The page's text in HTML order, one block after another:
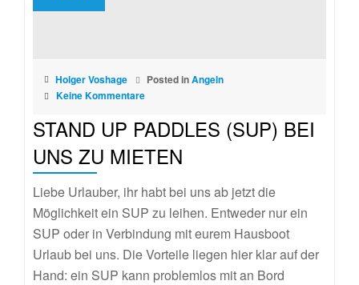
Holger Voshage Posted inAngeln
Keine Kommentare
STAND UP PADDLES (SUP) BEI
UNS ZU MIETEN
Liebe Urlauber, ihr habt bei uns ab jetzt die
Möglichkeit ein SUP zu leihen. Entweder nur ein
SUP oder in Verbindung mit eurem Hausboot
Urlaub bei uns. Die Vorteile liegen hier klar auf der
Hand: ein SUP kann problemlos mit an Bord